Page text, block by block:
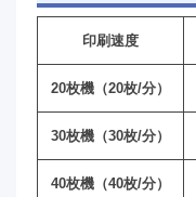
印刷速度
20枚機（20枚/分）
30枚機（30枚/分）
40枚機（40枚/分）